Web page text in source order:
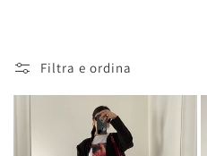
l
Filtra e ordina